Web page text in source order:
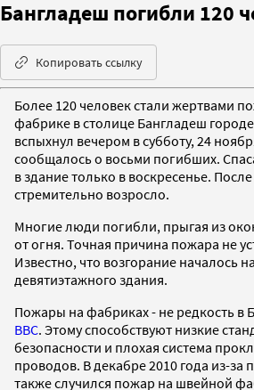
Бангладеш погибли 120
Копировать ссылку
Более 120 человек стали жертвами
фабрике в столице Бангладеш
вспыхнул вечером в субботу, 24
сообщалось о восьми погибших.
в здание только в воскресенье.
стремительно возросло.
Многие люди погибли, прыгая из
от огня. Точная причина пожара не
Известно, что возгорание началось
девятиэтажного здания.
Пожары на фабриках - не редкость в
BBC. Этому способствуют низкие
безопасности и плохая система
проводов. В декабре 2010 года из-за
также случился пожар на швейной